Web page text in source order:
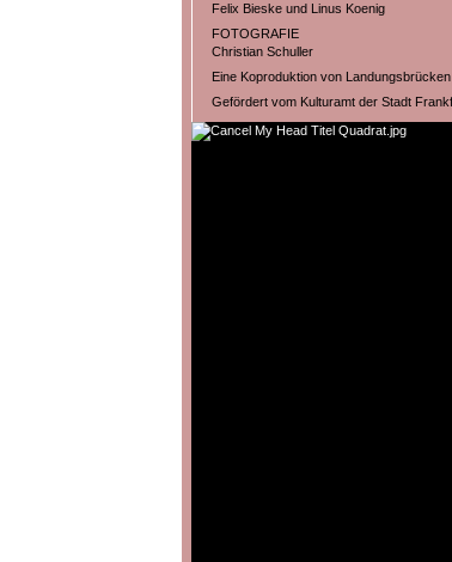
Felix Bieske und Linus Koenig
FOTOGRAFIE
Christian Schuller
Eine Koproduktion von
Gefördert vom Kulturamt der Stadt